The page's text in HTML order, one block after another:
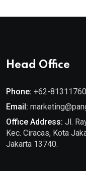
Head Office
Phone: +62-
Email:
Office Address: Jl.
Kec. Ciracas, Kota
Jakarta 13740.